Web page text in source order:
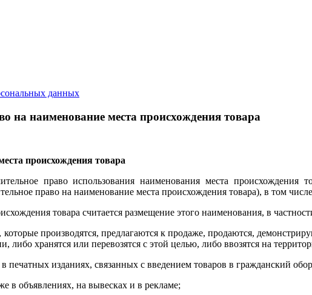
данных
на наименование места происхождения товара
происхождения товара
право использования наименования места
право на наименование места происхождения товара), в том
товара считается размещение этого наименования, в
которые производятся, предлагаются к продаже, продаются,
либо хранятся или перевозятся с этой целью, либо ввозятся на
печатных изданиях, связанных с введением товаров в гражданский
в объявлениях, на вывесках и в рекламе;